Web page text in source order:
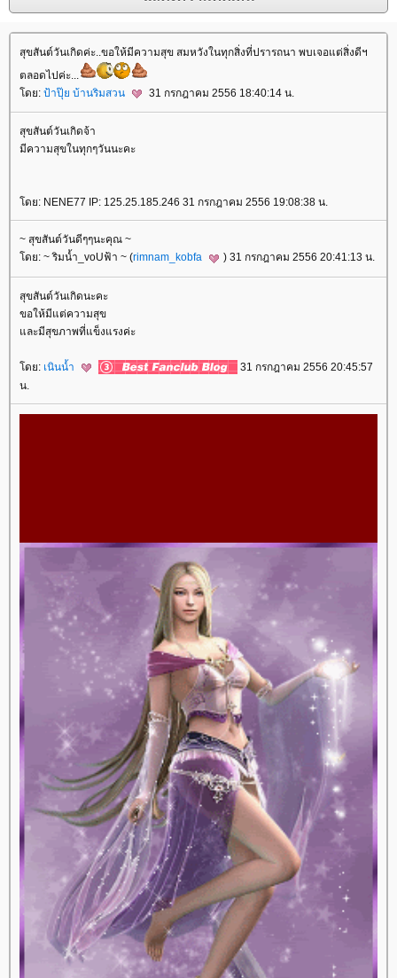
สุขสันต์วันเกิดค่ะ..ขอให้มีความสุข สมหวังในทุกสิ่งที่ปรารถนา พบเจอแต่สิ่งดีฯ
ตลอดไปค่ะ...
ดย: ป้าปุ๊ย บ้านริมสวน 31 กรกฎาคม 2556 18:40:14 น.
สุขสันต์วันเกิดจ้า
มีความสุขในทุกๆวันนะคะ
ดย: NENE77 IP: 125.25.185.246 31 กรกฎาคม 2556 19:08:38 น.
~ สุขสันต์วันดีๆๆนะคุณ ~
ดย: ~ ริมน้ำ_voUฟ้า ~ (rimnam_kobfa ) 31 กรกฎาคม 2556 20:41:13 น.
สุขสันต์วันเกิดนะคะ
ขอให้มีแต่ความสุข
ละมีสุขภาพที่แข็งแรงค่ะ
ดย: เนินน้ำ
31 กรกฎาคม 2556 20:45:57
น.